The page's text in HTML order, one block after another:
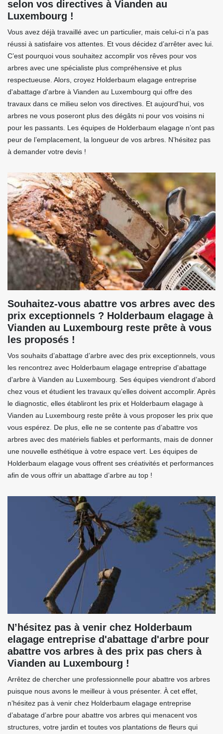
selon vos directives à Vianden au
Luxembourg !
Vous avez déjà travaillé avec un particulier, mais celui-ci n’a pas
réussi à satisfaire vos attentes. Et vous décidez d’arrêter avec lui.
C’est pourquoi vous souhaitez accomplir vos rêves pour vos
arbres avec une spécialiste plus compréhensive et plus
respectueuse. Alors, croyez Holderbaum elagage entreprise
d'abattage d'arbre à Vianden au Luxembourg qui offre des
travaux dans ce milieu selon vos directives. Et aujourd’hui, vos
arbres ne vous poseront plus des dégâts ni pour vos voisins ni
pour les passants. Les équipes de Holderbaum elagage n’ont pas
peur de l’emplacement, la longueur de vos arbres. N’hésitez pas
à demander votre devis !
Souhaitez-vous abattre vos arbres avec des
prix exceptionnels ? Holderbaum elagage à
Vianden au Luxembourg reste prête à vous
les proposés !
Vos souhaits d’abattage d’arbre avec des prix exceptionnels, vous
les rencontrez avec Holderbaum elagage entreprise d'abattage
d'arbre à Vianden au Luxembourg. Ses équipes viendront d’abord
chez vous et étudient les travaux qu’elles doivent accomplir. Après
le diagnostic, elles établiront les prix et Holderbaum elagage à
Vianden au Luxembourg reste prête à vous proposer les prix que
vous espérez. De plus, elle ne se contente pas d’abattre vos
arbres avec des matériels fiables et performants, mais de donner
une nouvelle esthétique à votre espace vert. Les équipes de
Holderbaum elagage vous offrent ses créativités et performances
afin de vous offrir un abattage d’arbre au top !
N’hésitez pas à venir chez Holderbaum
elagage entreprise d'abattage d'arbre pour
abattre vos arbres à des prix pas chers à
Vianden au Luxembourg !
Arrêtez de chercher une professionnelle pour abattre vos arbres
puisque nous avons le meilleur à vous présenter. À cet effet,
n’hésitez pas à venir chez Holderbaum elagage entreprise
d’abatage d’arbre pour abattre vos arbres qui menacent vos
structures, votre jardin et toutes vos plantations de fleurs qui